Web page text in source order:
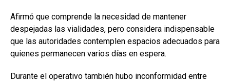
Afirmó que comprende la necesidad de mantener
despejadas las vialidades, pero considera indispensable
que las autoridades contemplen espacios adecuados para
quienes permanecen varios días en espera.
Durante el operativo también hubo inconformidad entre